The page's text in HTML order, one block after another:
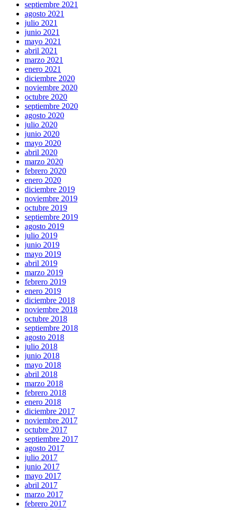
septiembre 2021
agosto 2021
julio 2021
junio 2021
mayo 2021
abril 2021
marzo 2021
enero 2021
diciembre 2020
noviembre 2020
octubre 2020
septiembre 2020
agosto 2020
julio 2020
junio 2020
mayo 2020
abril 2020
marzo 2020
febrero 2020
enero 2020
diciembre 2019
noviembre 2019
octubre 2019
septiembre 2019
agosto 2019
julio 2019
junio 2019
mayo 2019
abril 2019
marzo 2019
febrero 2019
enero 2019
diciembre 2018
noviembre 2018
octubre 2018
septiembre 2018
agosto 2018
julio 2018
junio 2018
mayo 2018
abril 2018
marzo 2018
febrero 2018
enero 2018
diciembre 2017
noviembre 2017
octubre 2017
septiembre 2017
agosto 2017
julio 2017
junio 2017
mayo 2017
abril 2017
marzo 2017
febrero 2017